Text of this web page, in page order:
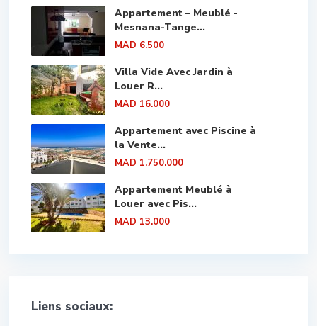
Appartement – Meublé -
Mesnana-Tange...
MAD 6.500
Villa Vide Avec Jardin à
Louer R...
MAD 16.000
Appartement avec Piscine à
la Vente...
MAD 1.750.000
Appartement Meublé à
Louer avec Pis...
MAD 13.000
Liens sociaux: